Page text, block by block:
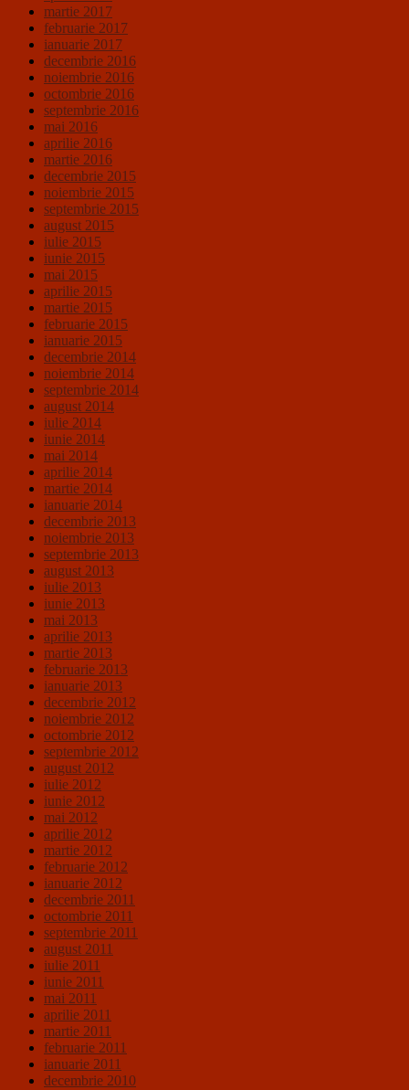
martie 2017
februarie 2017
ianuarie 2017
decembrie 2016
noiembrie 2016
octombrie 2016
septembrie 2016
mai 2016
aprilie 2016
martie 2016
decembrie 2015
noiembrie 2015
septembrie 2015
august 2015
iulie 2015
iunie 2015
mai 2015
aprilie 2015
martie 2015
februarie 2015
ianuarie 2015
decembrie 2014
noiembrie 2014
septembrie 2014
august 2014
iulie 2014
iunie 2014
mai 2014
aprilie 2014
martie 2014
ianuarie 2014
decembrie 2013
noiembrie 2013
septembrie 2013
august 2013
iulie 2013
iunie 2013
mai 2013
aprilie 2013
martie 2013
februarie 2013
ianuarie 2013
decembrie 2012
noiembrie 2012
octombrie 2012
septembrie 2012
august 2012
iulie 2012
iunie 2012
mai 2012
aprilie 2012
martie 2012
februarie 2012
ianuarie 2012
decembrie 2011
octombrie 2011
septembrie 2011
august 2011
iulie 2011
iunie 2011
mai 2011
aprilie 2011
martie 2011
februarie 2011
ianuarie 2011
decembrie 2010